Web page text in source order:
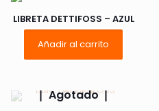
LIBRETA DETTIFOSS – AZUL
Añadir al carrito
Agotado